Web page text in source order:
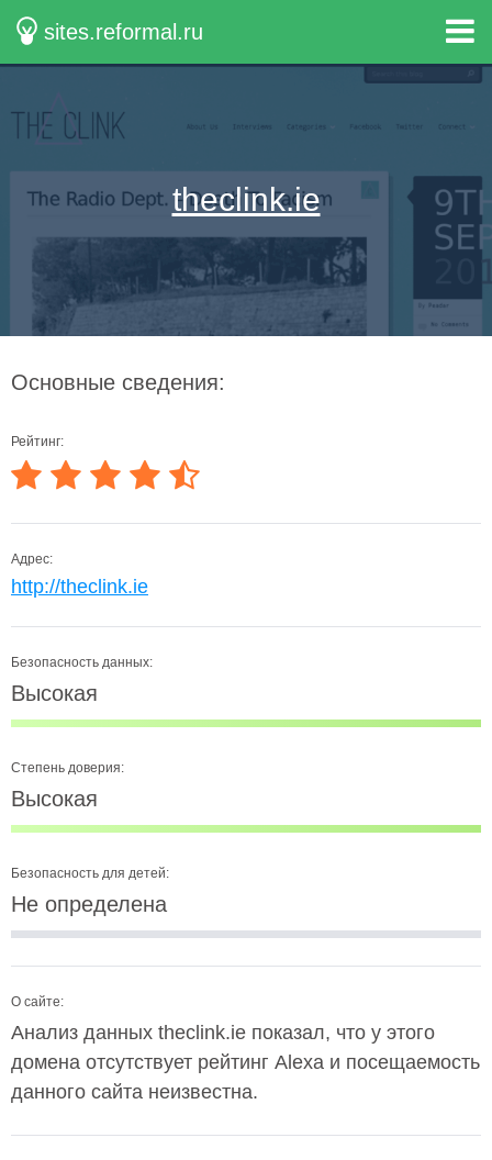
sites.reformal.ru
theclink.ie
Основные сведения:
Рейтинг:
Адрес:
http://theclink.ie
Безопасность данных:
Высокая
Степень доверия:
Высокая
Безопасность для детей:
Не определена
О сайте:
Анализ данных theclink.ie показал, что у этого
домена отсутствует рейтинг Alexa и посещаемость
данного сайта неизвестна.